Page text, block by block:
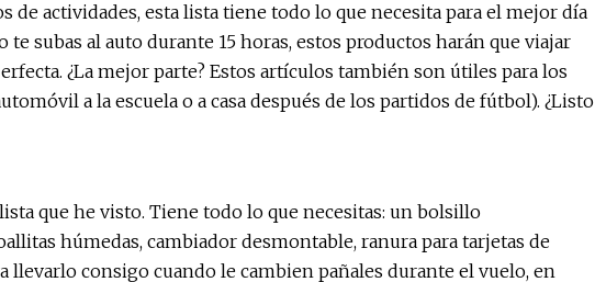
de actividades, esta lista tiene todo lo que necesita para el mejor día
te subas al auto durante 15 horas, estos productos harán que viajar
¿La mejor parte? Estos artículos también son útiles para los
a la escuela o a casa después de los partidos de fútbol). ¿Listo
que he visto. Tiene todo lo que necesitas: un bolsillo
húmedas, cambiador desmontable, ranura para tarjetas de
llevarlo consigo cuando le cambien pañales durante el vuelo, en